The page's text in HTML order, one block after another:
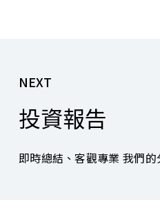
NEXT
投資報告
即時總結、客觀專業 我們